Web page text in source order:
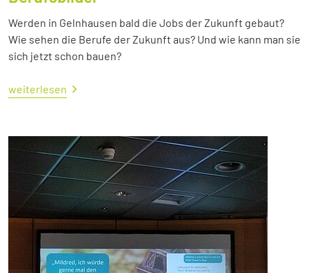
Werden in Gelnhausen bald die Jobs der Zukunft gebaut?
Wie sehen die Berufe der Zukunft aus? Und wie kann man sie
sich jetzt schon bauen?
weiterlesen